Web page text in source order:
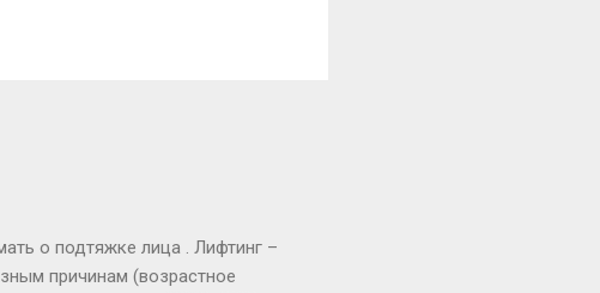
о подтяжке лица . Лифтинг –
причинам (возрастное